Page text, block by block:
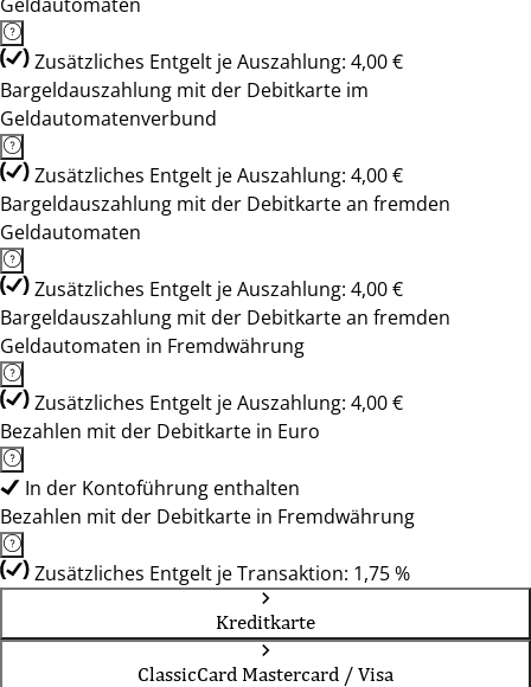
Zusätzliches Entgelt je Auszahlung: 4,00 €
Bargeldauszahlung mit der Debitkarte im
Geldautomatenverbund
Zusätzliches Entgelt je Auszahlung: 4,00 €
Bargeldauszahlung mit der Debitkarte an fremden
Geldautomaten
Zusätzliches Entgelt je Auszahlung: 4,00 €
Bargeldauszahlung mit der Debitkarte an fremden
Geldautomaten in Fremdwährung
Zusätzliches Entgelt je Auszahlung: 4,00 €
Bezahlen mit der Debitkarte in Euro
In der Kontoführung enthalten
Bezahlen mit der Debitkarte in Fremdwährung
Zusätzliches Entgelt je Transaktion: 1,75 %
Kreditkarte
ClassicCard Mastercard / Visa